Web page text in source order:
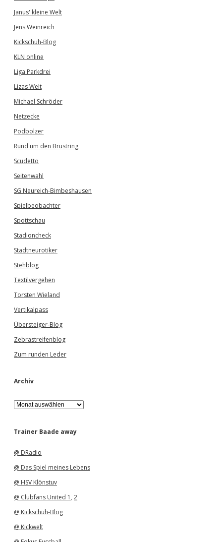
Janus' kleine Welt
Jens Weinreich
Kickschuh-Blog
KLN online
Liga Parkdrei
Lizas Welt
Michael Schröder
Netzecke
Podbolzer
Rund um den Brustring
Scudetto
Seitenwahl
SG Neureich-Bimbeshausen
Spielbeobachter
Spottschau
Stadioncheck
Stadtneurotiker
Stehblog
Textilvergehen
Torsten Wieland
Vertikalpass
Übersteiger-Blog
Zebrastreifenblog
Zum runden Leder
Archiv
A
r
h
Trainer Baade away
@ DRadio
@ Das Spiel meines Lebens
@ HSV Klönstuv
@ Clubfans United 1 , 2
@ Kickschuh-Blog
@ Kickwelt